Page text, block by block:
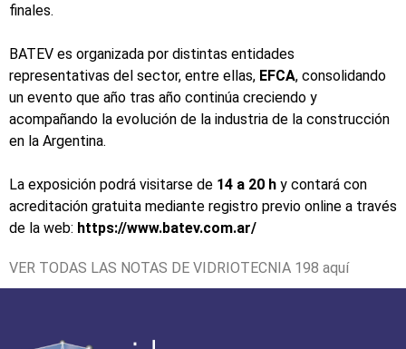
finales.
BATEV es organizada por distintas entidades
representativas del sector, entre ellas, EFCA, consolidando
un evento que año tras año continúa creciendo y
acompañando la evolución de la industria de la construcción
en la Argentina.
La exposición podrá visitarse de 14 a 20 h y contará con
acreditación gratuita mediante registro previo online a través
de la web: https://www.batev.com.ar/
VER TODAS LAS NOTAS DE VIDRIOTECNIA 198 aquí